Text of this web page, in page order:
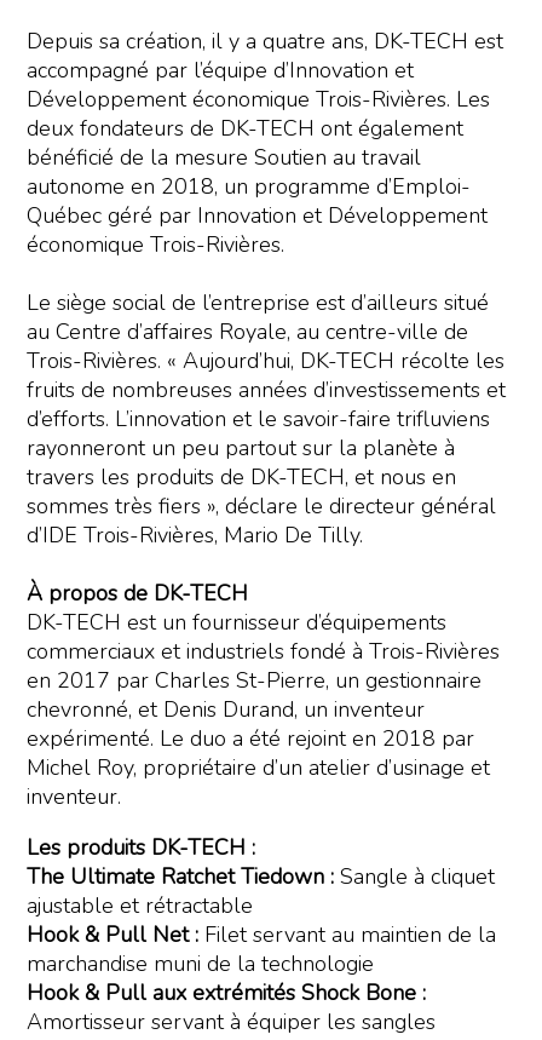
Depuis sa création, il y a quatre ans, DK-TECH est
accompagné par l’équipe d’Innovation et
Développement économique Trois-Rivières. Les
deux fondateurs de DK-TECH ont également
bénéficié de la mesure Soutien au travail
autonome en 2018, un programme d’Emploi-
Québec géré par Innovation et Développement
économique Trois-Rivières.
Le siège social de l’entreprise est d’ailleurs situé
au Centre d’affaires Royale, au centre-ville de
Trois-Rivières. « Aujourd’hui, DK-TECH récolte les
fruits de nombreuses années d’investissements et
d’efforts. L’innovation et le savoir-faire trifluviens
rayonneront un peu partout sur la planète à
travers les produits de DK-TECH, et nous en
sommes très fiers », déclare le directeur général
d’IDE Trois-Rivières, Mario De Tilly.
À propos de DK-TECH
DK-TECH est un fournisseur d’équipements
commerciaux et industriels fondé à Trois-Rivières
en 2017 par Charles St-Pierre, un gestionnaire
chevronné, et Denis Durand, un inventeur
expérimenté. Le duo a été rejoint en 2018 par
Michel Roy, propriétaire d’un atelier d’usinage et
inventeur.
Les produits DK-TECH :
The Ultimate Ratchet Tiedown : Sangle à cliquet
ajustable et rétractable
Hook & Pull Net : Filet servant au maintien de la
marchandise muni de la technologie
Hook & Pull aux extrémités Shock Bone :
Amortisseur servant à équiper les sangles